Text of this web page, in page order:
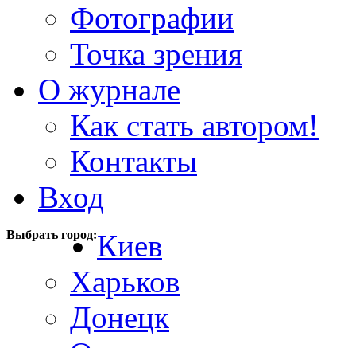
Фотографии
Точка зрения
О журнале
Как стать автором!
Контакты
Вход
Выбрать город:Киев
Харьков
Донецк